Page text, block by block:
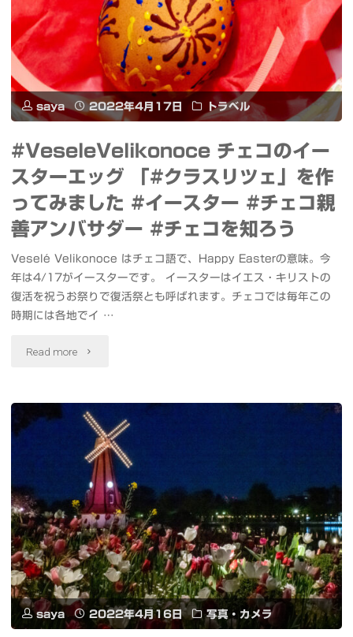
ン
プ
ロ
グ
ラ
ム"
び
#FlyforALL
#
空
を
見
上
げ
ソ
ラ
カ
ラ
ち
ゃ
ん
戸
ア"
saya 2022年4月17日 トラベル
#VeseleVelikonoce チェコのイー
スターエッグ 「#クラスリツェ」を作
ってみました #イースター #チェコ親
善アンバサダー #チェコを知ろう
Veselé Velikonoce はチェコ語で、Happy Easterの意味。今
年は4/17がイースターです。 イースターはイエス・キリストの
復活を祝うお祭りで復活祭とも呼ばれます。チェコでは毎年この
時期には各地でイ …
Read more "#VeseleVelikonoce
ェ
イ
ー
ス
タ
saya 2022年4月16日 写真・カメラ